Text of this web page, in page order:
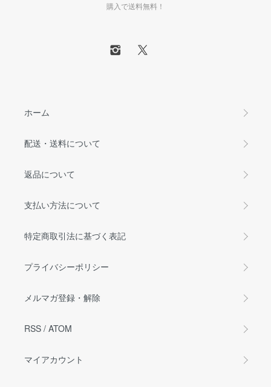
購入で送料無料！
ホーム
配送・送料について
返品について
支払い方法について
特定商取引法に基づく表記
プライバシーポリシー
メルマガ登録・解除
RSS / ATOM
マイアカウント